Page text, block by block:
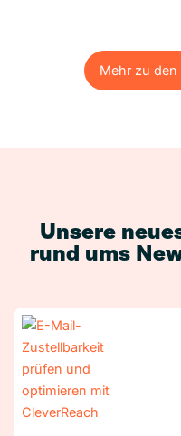
Mehr zu den
Mehr zu den
Unsere
rund ums